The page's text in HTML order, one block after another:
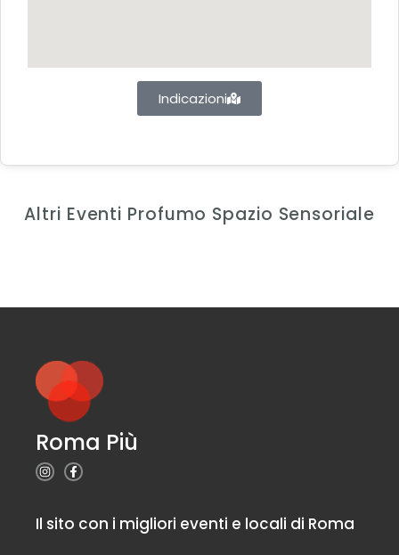
Indicazioni
Altri Eventi Profumo Spazio Sensoriale
Roma Più
Il sito con i migliori eventi e locali di Roma